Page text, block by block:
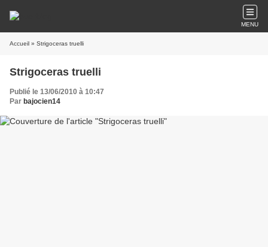
MENU
Accueil » Strigoceras truelli
Strigoceras truelli
Publié le 13/06/2010 à 10:47
Par bajocien14